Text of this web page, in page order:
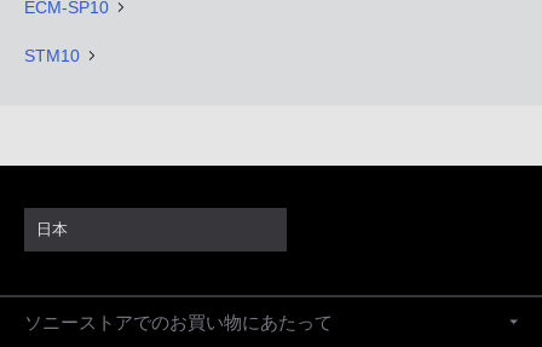
ECM-SP10
STM10
日本
ソニーストアでのお買い物にあたって